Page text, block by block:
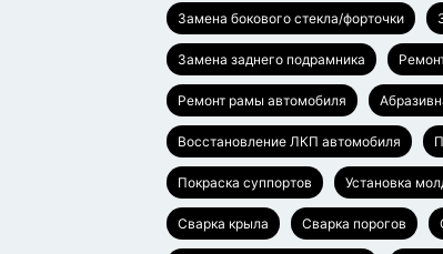
Замена бокового стекла/форточки
Замена заднего подрамника
Ремонт рамы автомобиля
Восстановление ЛКП автомобиля
Покраска суппортов Установка
Сварка крыла Сварка порогов